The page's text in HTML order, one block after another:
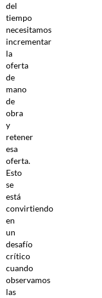
del
tiempo
necesitamos
incrementar
la
oferta
de
mano
de
obra
y
retener
esa
oferta.
Esto
se
está
convirtiendo
en
un
desafío
crítico
cuando
observamos
las